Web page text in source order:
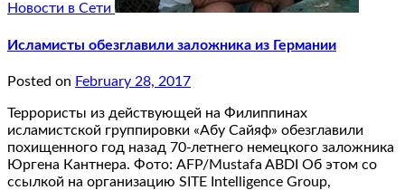
Новости в Сети
Исламисты обезглавили заложника из Германии
Posted on February 28, 2017
Террористы из действующей на Филиппинах
исламистской группировки «Абу Сайяф» обезглавили
похищенного год назад 70-летнего немецкого заложника
Юргена Кантнера. Фото: AFP/Mustafa ABDI Об этом со
ссылкой на организацию SITE Intelligence Group,